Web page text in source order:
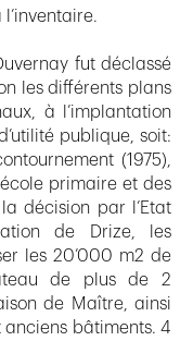
fut déclassé
les différents plans
à l’implantation
publique, soit:
(1975),
primaire et des
décision par l’Etat
de Drize, les
les 20’000 m2 de
de plus de 2
de Maître, ainsi
bâtiments. 4